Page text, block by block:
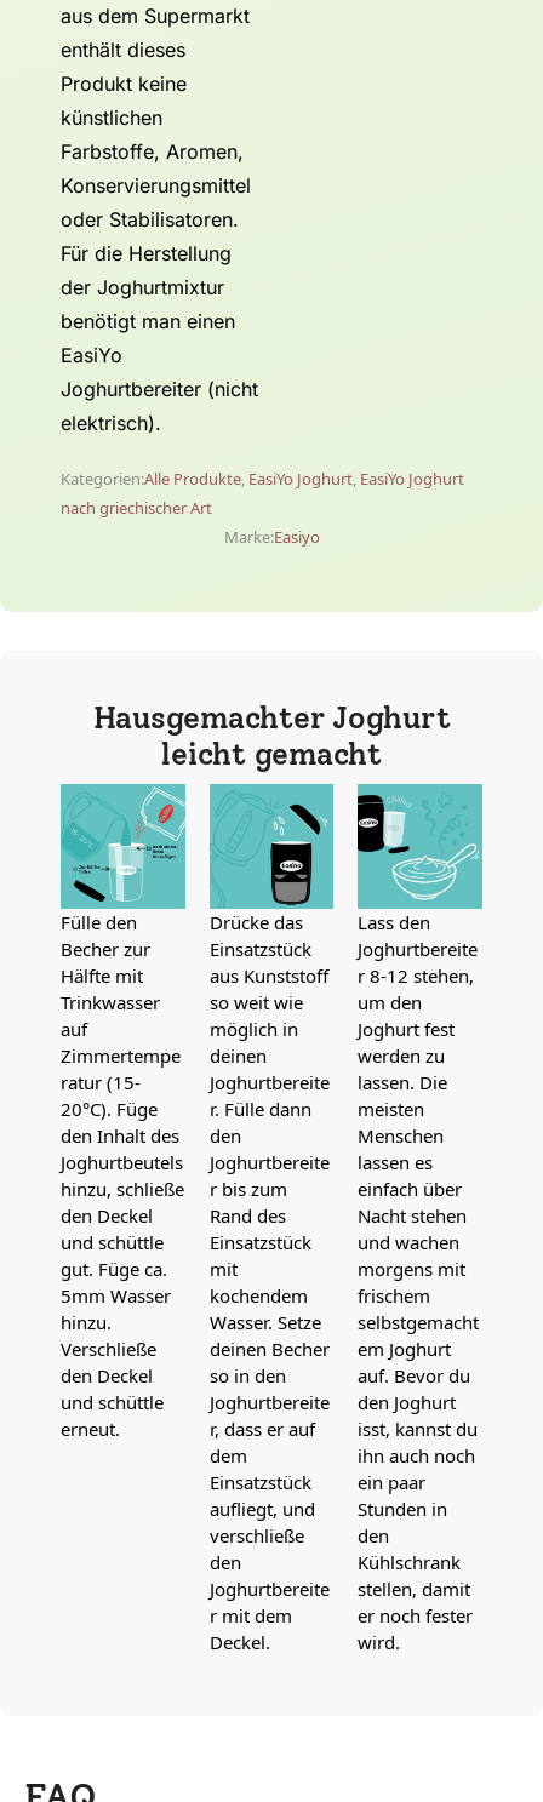
aus dem Supermarkt
enthält dieses
Produkt keine
künstlichen
Farbstoffe, Aromen,
Konservierungsmittel
oder Stabilisatoren.
Für die Herstellung
der Joghurtmixtur
benötigt man einen
EasiYo
Joghurtbereiter (nicht
elektrisch).
Kategorien:Alle Produkte, EasiYo Joghurt, EasiYo Joghurt
nach griechischer Art
Marke:Easiyo
Hausgemachter Joghurt
leicht gemacht
Fülle den
Becher zur
Hälfte mit
Trinkwasser
auf
Zimmertempe
ratur (15-
20°C). Füge
den Inhalt des
Joghurtbeutels
hinzu, schließe
den Deckel
und schüttle
gut. Füge ca.
5mm Wasser
hinzu.
Verschließe
den Deckel
und schüttle
erneut.
Drücke das
Einsatzstück
aus Kunststoff
so weit wie
möglich in
deinen
Joghurtbereite
r. Fülle dann
den
Joghurtbereite
r bis zum
Rand des
Einsatzstück
mit
kochendem
Wasser. Setze
deinen Becher
so in den
Joghurtbereite
r, dass er auf
dem
Einsatzstück
aufliegt, und
verschließe
den
Joghurtbereite
r mit dem
Deckel.
Lass den
Joghurtbereite
r 8-12 stehen,
um den
Joghurt fest
werden zu
lassen. Die
meisten
Menschen
lassen es
einfach über
Nacht stehen
und wachen
morgens mit
frischem
selbstgemacht
em Joghurt
auf. Bevor du
den Joghurt
isst, kannst du
ihn auch noch
ein paar
Stunden in
den
Kühlschrank
stellen, damit
er noch fester
wird.